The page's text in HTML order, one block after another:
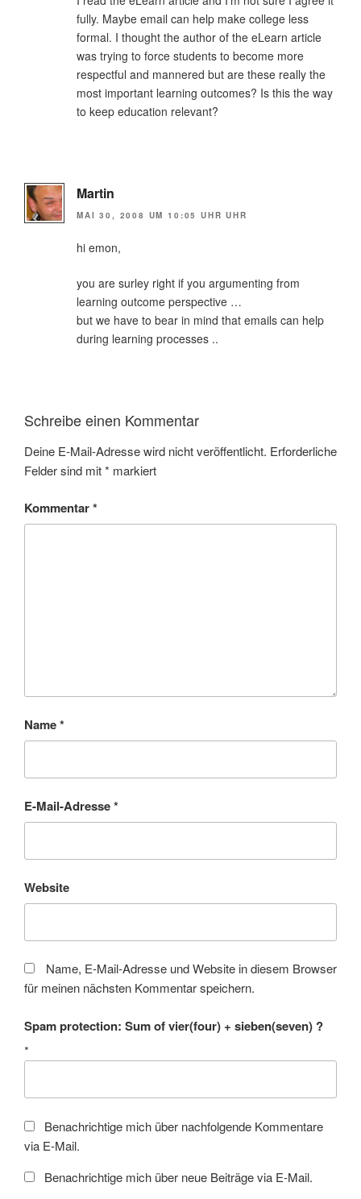
fully. Maybe email can help make college less
formal. I thought the author of the eLearn article
was trying to force students to become more
respectful and mannered but are these really the
most important learning outcomes? Is this the way
to keep education relevant?
Martin
MAI 30, 2008 UM 10:05 UHR UHR
hi emon,
you are surley right if you argumenting from
learning outcome perspective …
but we have to bear in mind that emails can help
during learning processes ..
Schreibe einen Kommentar
Deine E-Mail-Adresse wird nicht veröffentlicht. Erforderliche
Felder sind mit* markiert
Kommentar*
Name*
E-Mail-Adresse*
Website
Name, E-Mail-Adresse und Website in diesem Browser
für meinen nächsten Kommentar speichern.
Spam protection: Sum of vier(four) + sieben(seven) ?
*
Benachrichtige mich über nachfolgende Kommentare
via E-Mail.
Benachrichtige mich über neue Beiträge via E-Mail.